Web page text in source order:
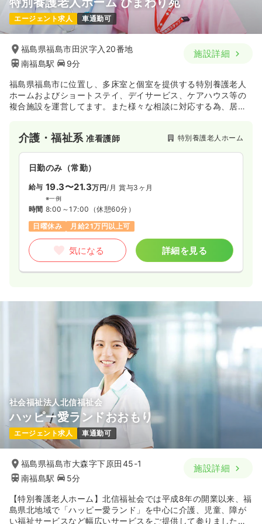
エージェント求人 車通勤可
福島県福島市田沢字入20番地
南福島駅
9分
施設詳細
福島県福島市に位置し、多床室と個室を提供する特別養護老人
ホームおよびショートステイ、デイサービス、ケアハウス等の
複合施設を運営してます。また様々な相談に対応する為、居宅
護に徹し、安全で安心した豊かな生活を送ることができるよ
う、心のこもったサービスを提供する事業所です。
介護・福祉系准看護師 特別養護老人ホーム
日勤のみ（常勤）
給与 19.3〜21.3万円/月 賞与3ヶ月
※一例
時間 8:00～17:00 （休憩60分）
日曜休み
月給21万円以上可
気になる 詳細を見る
社会福祉法人北信福祉会
ハッピー愛ランドおおもり
エージェント求人 車通勤可
福島県福島市大森字下原田45-1
南福島駅
5分
施設詳細
【特別養護老人ホーム】北信福祉会では平成8年の開業以来、福
島県北地域で「ハッピー愛ランド」を中心に介護、児童、障が
い福祉サービスなど幅広いサービスをご提供して参りました。